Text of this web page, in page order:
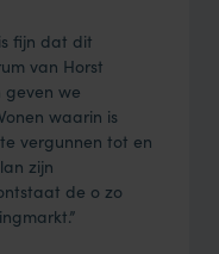
fijn dat dit
van Horst
we
waarin is
vergunnen tot en
zijn
de o zo